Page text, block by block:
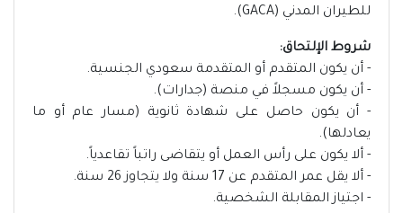
للطيران المدني (GACA).
شروط الإلتحاق:
- أن يكون المتقدم أو المتقدمة سعودي الجنسية.
- أن يكون مسجلاً في منصة (جدارات).
- أن يكون حاصل على شهادة ثانوية (مسار عام أو ما
يعادلها).
- ألا يكون على رأس العمل أو يتقاضى راتباً تقاعدياً.
- ألا يقل عمر المتقدم عن 17 سنة ولا يتجاوز 26 سنة.
- اجتياز المقابلة الشخصية.